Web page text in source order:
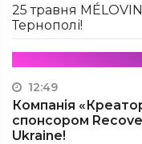
25 травня
Тернополі!
12:49
Компанія
спонсором
Ukraine!